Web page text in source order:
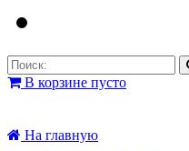
В корзине пусто
На главную